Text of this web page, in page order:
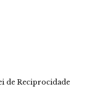
de Reciprocidade